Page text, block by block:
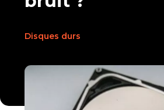
Disques durs